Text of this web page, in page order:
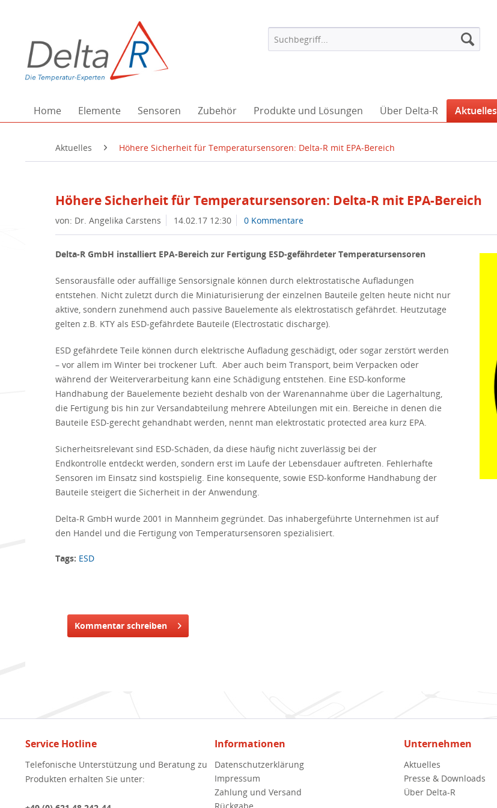
Home Elemente Sensoren Zubehör Produkte und Lösungen Über Delta-R Aktuelles
Aktuelles Höhere Sicherheit für Temperatursensoren: Delta-R mit EPA-Bereich
Höhere Sicherheit für Temperatursensoren: Delta-R mit EPA-Bereich
von: Dr. Angelika Carstens 14.02.17 12:30 0 Kommentare
Delta-R GmbH installiert EPA-Bereich zur Fertigung ESD-gefährdeter Temperatursensoren
Sensorausfälle oder auffällige Sensorsignale können durch elektrostatische Aufladungen
entstehen. Nicht zuletzt durch die Miniaturisierung der einzelnen Bauteile gelten heute nicht nur
aktive, sondern zunehmend auch passive Bauelemente als elektrostatisch gefährdet. Heutzutage
gelten z.B. KTY als ESD-gefährdete Bauteile (Electrostatic discharge).
ESD gefährdete Teile können durch elektrische Aufladung geschädigt, oder sogar zerstört werden
– vor allem im Winter bei trockener Luft. Aber auch beim Transport, beim Verpacken oder
während der Weiterverarbeitung kann eine Schädigung entstehen. Eine ESD-konforme
Handhabung der Bauelemente bezieht deshalb von der Warenannahme über die Lagerhaltung,
die Fertigung bis hin zur Versandabteilung mehrere Abteilungen mit ein. Bereiche in denen die
Bauteile ESD-gerecht gehandhabt werden, nennt man elektrostatic protected area kurz EPA.
Sicherheitsrelevant sind ESD-Schäden, da diese häufig nicht zuverlässig bei der
Endkontrolle entdeckt werden, sondern erst im Laufe der Lebensdauer auftreten. Fehlerhafte
Sensoren im Einsatz sind kostspielig. Eine konsequente, sowie ESD-konforme Handhabung der
Bauteile steigert die Sicherheit in der Anwendung.
Delta-R GmbH wurde 2001 in Mannheim gegründet. Das inhabergeführte Unternehmen ist auf
den Handel und die Fertigung von Temperatursensoren spezialisiert.
Tags: ESD
Kommentar schreiben
Service Hotline
Telefonische Unterstützung und Beratung zu
Produkten erhalten Sie unter:
Informationen
Datenschutzerklärung
Impressum
Zahlung und Versand
Unternehmen
Aktuelles
Presse & Downloads
Über Delta-R